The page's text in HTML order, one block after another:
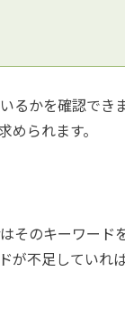
るかを確認でき
られます。
そのキーワード
が不足していれ